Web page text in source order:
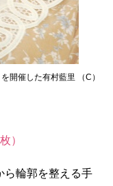
開催した有村藍里 （C）
）
輪郭を整える手